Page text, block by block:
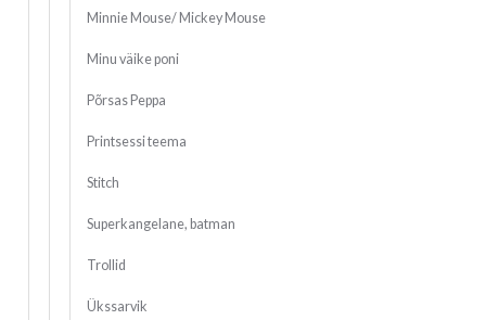
Minnie Mouse/ Mickey Mouse
Minu väike poni
Põrsas Peppa
Printsessi teema
Stitch
Superkangelane, batman
Trollid
Ükssarvik